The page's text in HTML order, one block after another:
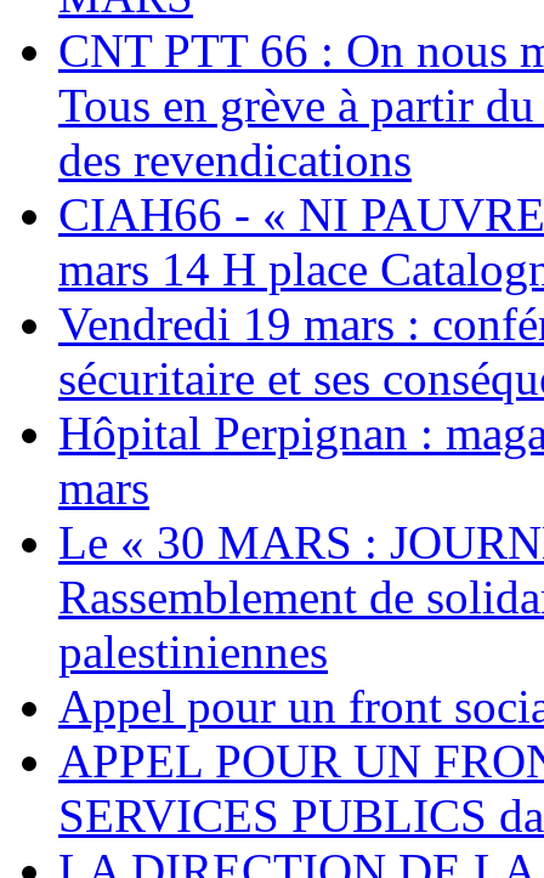
CNT PTT 66 : On nous
Tous en grève à partir
des revendications
CIAH66 - « NI
mars 14 H place
Vendredi 19 mars :
sécuritaire et ses
Hôpital Perpignan :
mars
Le « 30 MARS :
Rassemblement de
palestiniennes
Appel pour un front
APPEL POUR UN
SERVICES PUBLICS